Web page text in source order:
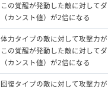
この覚醒が発動した敵に対して
（カンスト値）が2倍になる
体力タイプの敵に対して攻撃力が
この覚醒が発動した敵に対して
（カンスト値）が2倍になる
回復タイプの敵に対して攻撃力が